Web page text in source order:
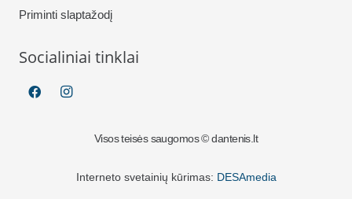
Priminti slaptažodį
Socialiniai tinklai
Visos teisės saugomos © dantenis.lt
Interneto svetainių kūrimas: DESAmedia